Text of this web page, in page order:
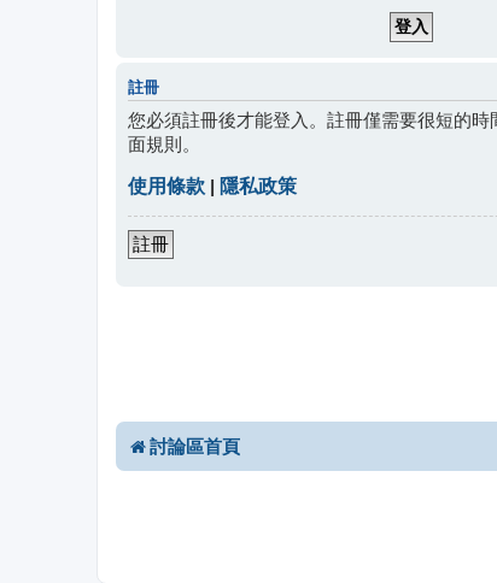
註冊
您必須註冊後才能登入。註冊僅需要很短的
面規則。
使用條款 | 隱私政策
註冊
討論區首頁